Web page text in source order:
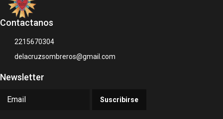
Contactanos
2215670304
delacruzsombreros@gmail.com
Newsletter
Suscribirse